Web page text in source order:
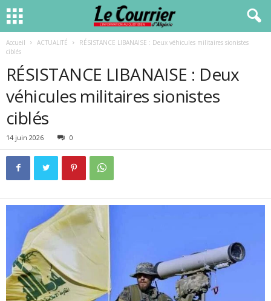
Accueil ACTUALITÉ
RÉSISTANCE LIBANAISE : Deux véhicules militaires sionistes
ciblés
RÉSISTANCE LIBANAISE : Deux
véhicules militaires sionistes
ciblés
14 juin 2026 0